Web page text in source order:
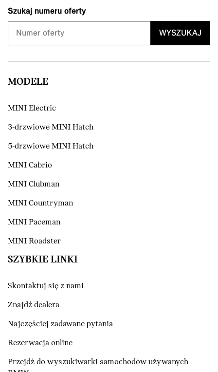
Szukaj numeru oferty
WYSZUKAJ
MODELE
MINI Electric
3-drzwiowe MINI Hatch
5-drzwiowe MINI Hatch
MINI Cabrio
MINI Clubman
MINI Countryman
MINI Paceman
MINI Roadster
SZYBKIE LINKI
Skontaktuj się z nami
Znajdź dealera
Najczęściej zadawane pytania
Rezerwacja online
Przejdź do wyszukiwarki samochodów używanych